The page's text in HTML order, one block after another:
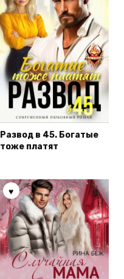
Развод в 45. Богатые
тоже платят